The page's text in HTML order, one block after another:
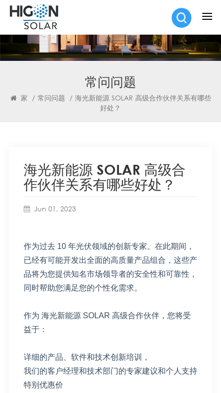
常问问题
家 / 常问问题 / 海光新能源 SOLAR 高级合作伙伴关系有哪些
好处？
海光新能源 SOLAR 高级合
作伙伴关系有哪些好处？
Jun 01, 2023
作为过去 10 年光伏领域的创新专家。在此期间，
已经有可能开发出全面的高质量产品组合，这些产
品将为您提供知名市场领导者的安全性和可靠性，
同时帮助您满足您的个性化需求。
作为 海光新能源 SOLAR 高级合作伙伴，您将受
益于：
详细的产品、软件和技术创新培训，
我们的客户经理和技术部门的专家建议和个人支持
特别优惠价